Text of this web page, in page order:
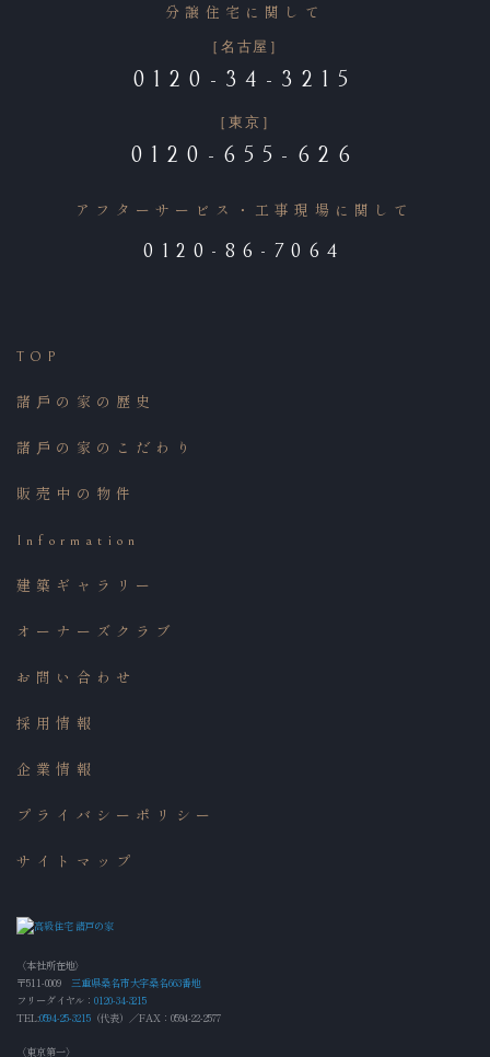
分譲住宅に関して
［名古屋］
0120-34-3215
［東京］
0120-655-626
アフターサービス・工事現場に関して
0120-86-7064
〈本社所在地〉
〒511-0009三重県桑名市大字桑名663番地
フリーダイヤル：0120-34-3215
TEL:0594-25-3215（代表）／FAX：0594-22-2577
〈東京第一〉
TOP
諸⼾の家の歴史
諸⼾の家のこだわり
販売中の物件
Information
建築ギャラリー
オーナーズクラブ
お問い合わせ
採用情報
企業情報
プライバシーポリシー
サイトマップ